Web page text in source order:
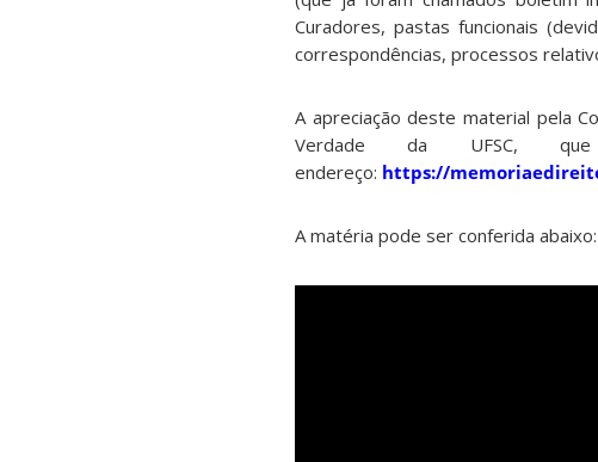
Curadores, pastas funcionais
correspondências, processos
A apreciação deste material pela
Verdade da UFSC,
endereço: https://
A matéria pode ser conferida abaixo: